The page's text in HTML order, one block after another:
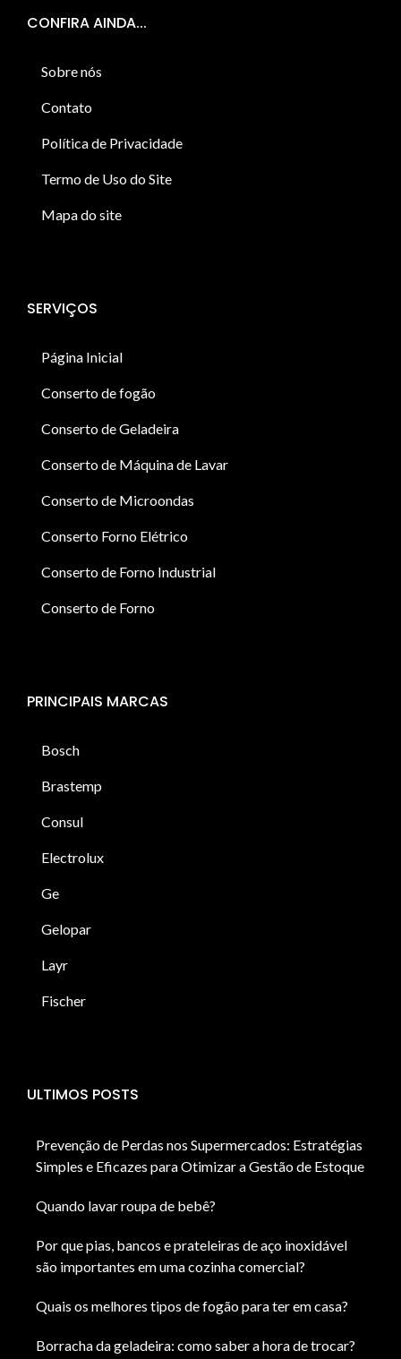
CONFIRA AINDA...
Sobre nós
Contato
Política de Privacidade
Termo de Uso do Site
Mapa do site
SERVIÇOS
Página Inicial
Conserto de fogão
Conserto de Geladeira
Conserto de Máquina de Lavar
Conserto de Microondas
Conserto Forno Elétrico
Conserto de Forno Industrial
Conserto de Forno
PRINCIPAIS MARCAS
Bosch
Brastemp
Consul
Electrolux
Ge
Gelopar
Layr
Fischer
ULTIMOS POSTS
Prevenção de Perdas nos Supermercados: Estratégias
Simples e Eficazes para Otimizar a Gestão de Estoque
Quando lavar roupa de bebê?
Por que pias, bancos e prateleiras de aço inoxidável
são importantes em uma cozinha comercial?
Quais os melhores tipos de fogão para ter em casa?
Borracha da geladeira: como saber a hora de trocar?